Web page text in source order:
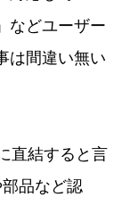
などユーザー
は間違い無い
直結すると言
品など認